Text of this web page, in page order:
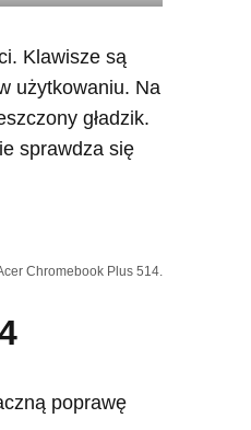
Klawisze są
użytkowaniu. Na
gładzik.
sprawdza się
Chromebook Plus 514.
poprawę